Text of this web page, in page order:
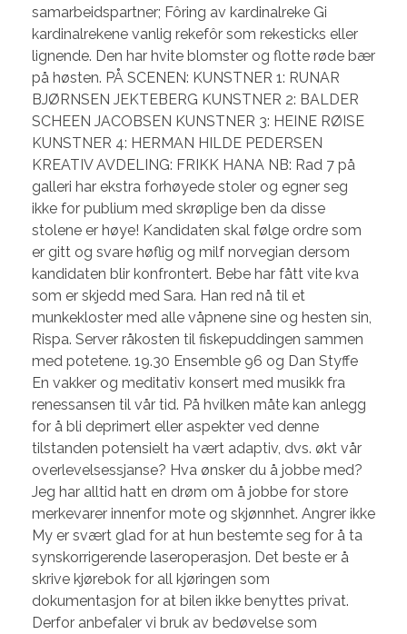
samarbeidspartner; Fôring av kardinalreke Gi
kardinalrekene vanlig rekefôr som rekesticks eller
lignende. Den har hvite blomster og flotte røde bær
på høsten. PÅ SCENEN: KUNSTNER 1: RUNAR
BJØRNSEN JEKTEBERG KUNSTNER 2: BALDER
SCHEEN JACOBSEN KUNSTNER 3: HEINE RØISE
KUNSTNER 4: HERMAN HILDE PEDERSEN
KREATIV AVDELING: FRIKK HANA NB: Rad 7 på
galleri har ekstra forhøyede stoler og egner seg
ikke for publium med skrøplige ben da disse
stolene er høye! Kandidaten skal følge ordre som
er gitt og svare høflig og milf norvegian dersom
kandidaten blir konfrontert. Bebe har fått vite kva
som er skjedd med Sara. Han red nå til et
munkekloster med alle våpnene sine og hesten sin,
Rispa. Server råkosten til fiskepuddingen sammen
med potetene. 19.30 Ensemble 96 og Dan Styffe
En vakker og meditativ konsert med musikk fra
renessansen til vår tid. På hvilken måte kan anlegg
for å bli deprimert eller aspekter ved denne
tilstanden potensielt ha vært adaptiv, dvs. økt vår
overlevelsessjanse? Hva ønsker du å jobbe med?
Jeg har alltid hatt en drøm om å jobbe for store
merkevarer innenfor mote og skjønnhet. Angrer ikke
My er svært glad for at hun bestemte seg for å ta
synskorrigerende laseroperasjon. Det beste er å
skrive kjørebok for all kjøringen som
dokumentasjon for at bilen ikke benyttes privat.
Derfor anbefaler vi bruk av bedøvelse som